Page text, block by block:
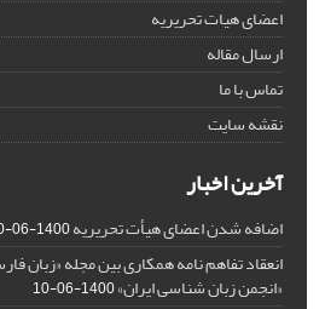
اعضای هیات تحریریه
ارسال مقاله
تماس با ما
نقشه سایت
آخرین اخبار
اضافه شدن اعضای هیأت تحریریه1400-06-10
انعقاد تفاهم نامه همکاری بین مجله «زبان
«انجمن زبان شناسی ایران»1400-06-10